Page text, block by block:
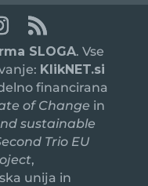
SLOGA. Vse
KlikNET.si
financirana
of Change in
sustainable
Trio EU
,
unija in